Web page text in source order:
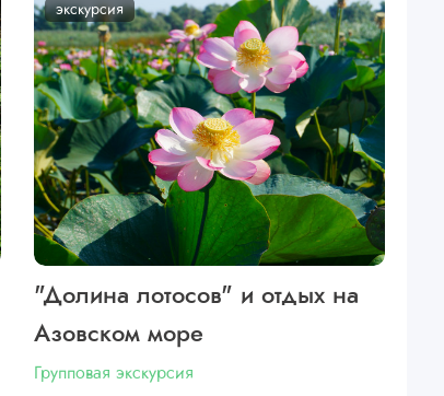
экскурсия
"Долина лотосов" и отдых на
Азовском море
Групповая экскурсия